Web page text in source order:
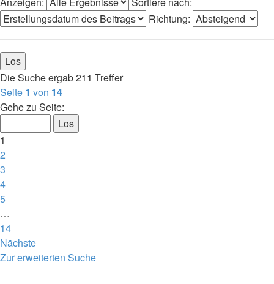
Richtung:
Die Suche ergab 211 Treffer
Seite 1 von 14
Gehe zu Seite:
1
2
3
4
5
…
14
Nächste
Zur erweiterten Suche